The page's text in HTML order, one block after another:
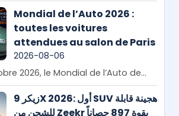
Mondial de l’Auto 2026 :
toutes les voitures
attendues au salon de Paris
2026-08-06
2026, le Mondial de l’Auto de...
زيكر 9X 2026: أول SUV هجينة قابلة
للشحن من Zeekr بقوة 897 حصاناً